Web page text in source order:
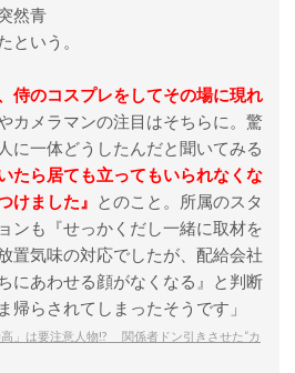
然青
という。
侍のコスプレをしてその場に現れ
カメラマンの注目はそちらに。驚
に一体どうしたんだと聞いてみる
たら居ても立ってもいられなくな
けました』 とのこと。所属のスタ
ンも『せっかくだし一緒に取材を
置気味の対応でしたが、配給会社
にあわせる顔がなくなる』と判断
帰らされてしまったそうです」
」は要注意人物!? 関係者ドン引きさせた“カ